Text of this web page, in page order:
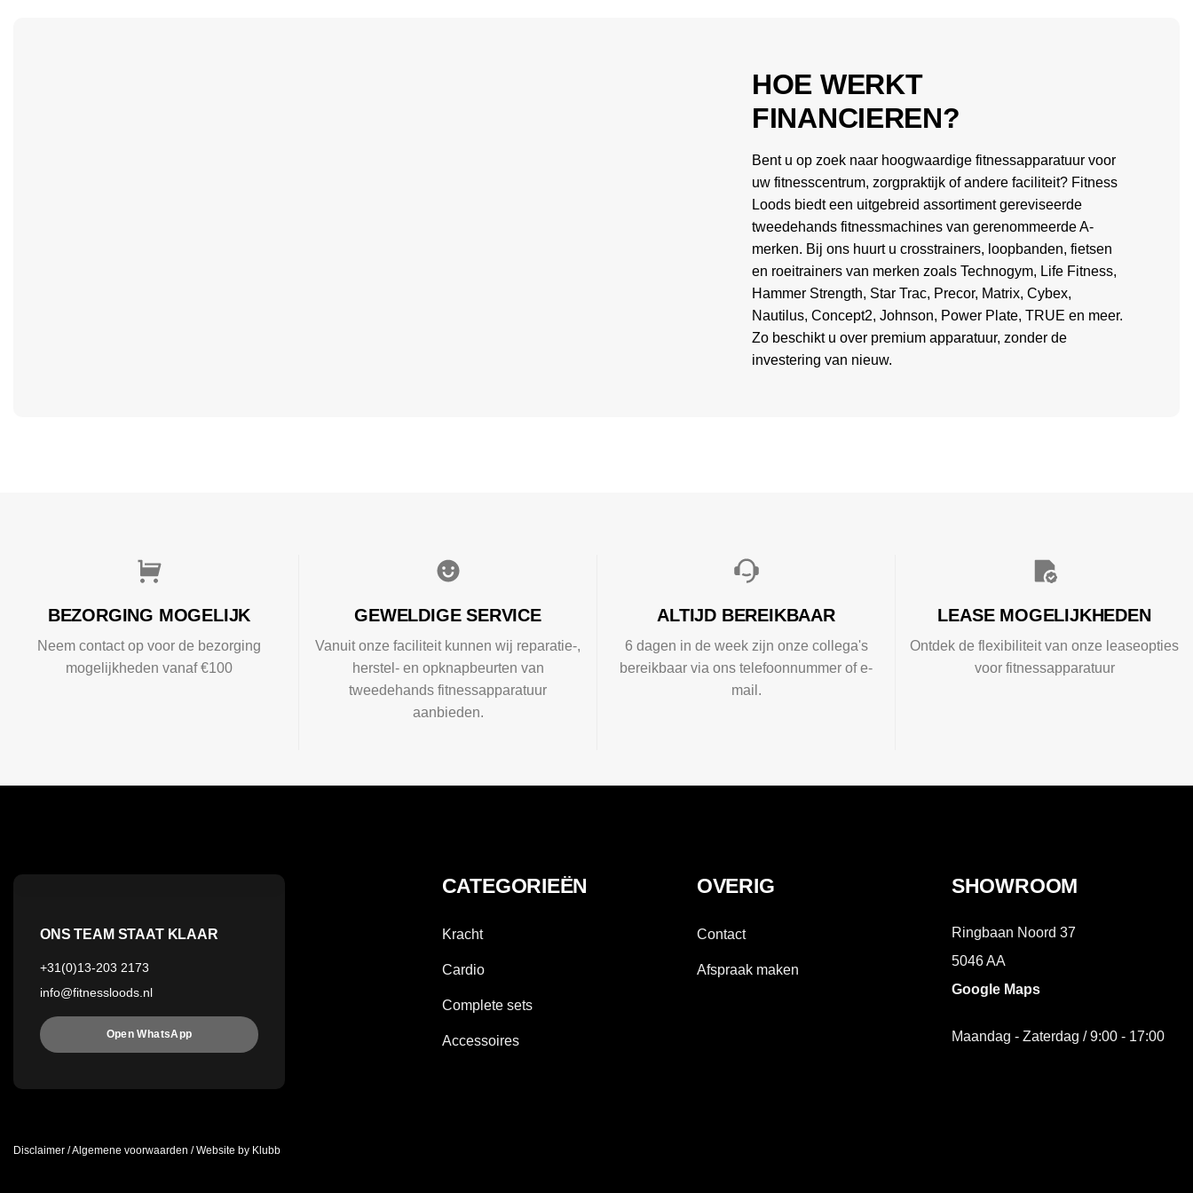
HOE WERKT
FINANCIEREN?
Bent u op zoek naar hoogwaardige fitnessapparatuur voor
uw fitnesscentrum, zorgpraktijk of andere faciliteit? Fitness
Loods biedt een uitgebreid assortiment gereviseerde
tweedehands fitnessmachines van gerenommeerde A-
merken. Bij ons huurt u crosstrainers, loopbanden, fietsen
en roeitrainers van merken zoals Technogym, Life Fitness,
Hammer Strength, Star Trac, Precor, Matrix, Cybex,
Nautilus, Concept2, Johnson, Power Plate, TRUE en meer.
Zo beschikt u over premium apparatuur, zonder de
investering van nieuw.
BEZORGING MOGELIJK
Neem contact op voor de bezorging
mogelijkheden vanaf €100
GEWELDIGE SERVICE
Vanuit onze faciliteit kunnen wij reparatie-,
herstel- en opknapbeurten van
tweedehands fitnessapparatuur
aanbieden.
ALTIJD BEREIKBAAR
6 dagen in de week zijn onze collega's
bereikbaar via ons telefoonnummer of e-
mail.
LEASE MOGELIJKHEDEN
Ontdek de flexibiliteit van onze leaseopties
voor fitnessapparatuur
ONS TEAM STAAT KLAAR
+31(0)13-203 2173
info@fitnessloods.nl
Open WhatsApp
CATEGORIEËN
Kracht
Cardio
Complete sets
Accessoires
OVERIG
Contact
Afspraak maken
SHOWROOM
Ringbaan Noord 37
5046 AA
Google Maps
Maandag - Zaterdag / 9:00 - 17:00
Disclaimer /Algemene voorwaarden /Website by Klubb